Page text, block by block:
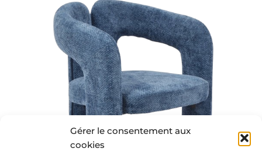
Gérer le consentement aux
cookies